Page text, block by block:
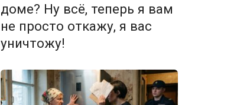
доме? Ну всё, теперь я вам
не просто откажу, я вас
уничтожу!